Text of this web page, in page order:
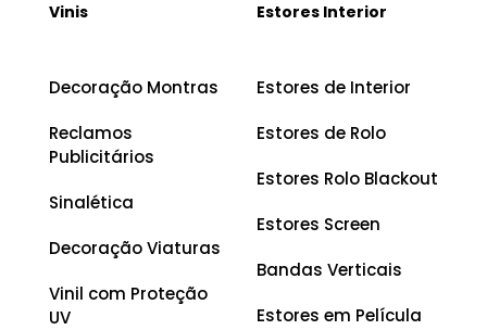
Vinis
Decoração Montras
Reclamos
Publicitários
Sinalética
Decoração Viaturas
Vinil com Proteção
UV
Estores Interior
Estores de Interior
Estores de Rolo
Estores Rolo Blackout
Estores Screen
Bandas Verticais
Estores em Película